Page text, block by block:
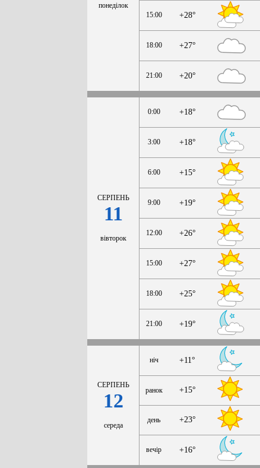
понеділок
15:00 +28°
18:00 +27°
21:00 +20°
СЕРПЕНЬ
11
вівторок
0:00 +18°
3:00 +18°
6:00 +15°
9:00 +19°
12:00 +26°
15:00 +27°
18:00 +25°
21:00 +19°
СЕРПЕНЬ
12
середа
ніч +11°
ранок +15°
день +23°
вечір +16°